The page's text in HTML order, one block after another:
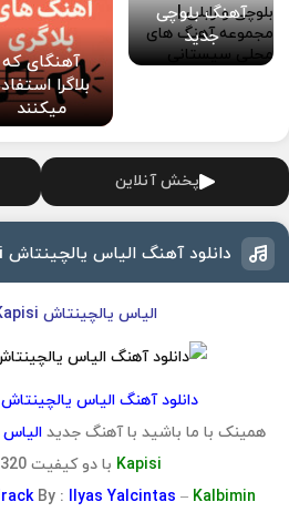
آهنگ بلوچی
جدید
آهنگای که
بلاگرا
میکنند
پخش آنلاین
دانلود آهنگ الیاس یالچینتاش Kalbimin Kapisi
الیاس یالچینتاش Kalbimin Kapisi
دانلود آهنگ الیاس یالچینتاش
همینک با ما باشید با آهنگ جدید
Kapisi با دو کیفیت 320 و 128 MP3
By : Ilyas Yalcintas – Kalbimin